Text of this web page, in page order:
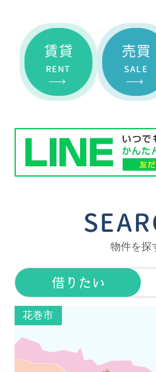
賃貸
RENT
売買
SALE
物件を探
借りたい
花巻市